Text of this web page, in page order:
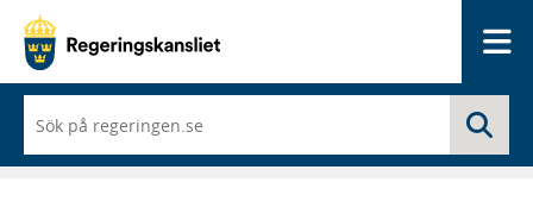
du
börjar
skriva